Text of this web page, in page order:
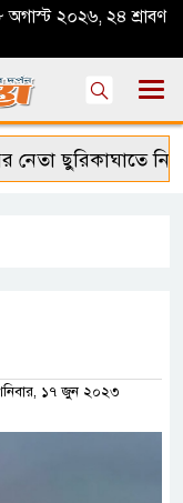
২০২৬, ২৪ শ্রাবণ
ছুরিকাঘাতে নিহত
১৭ জুন ২০২৩